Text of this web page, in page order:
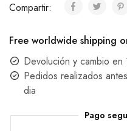
Compartir:
Free worldwide shipping
Devolución y cambio en
Pedidos realizados
dia
Pago